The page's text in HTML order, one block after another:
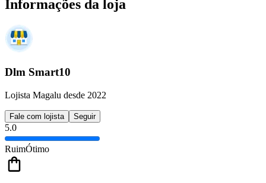
Informações da loja
Dlm Smart10
Lojista Magalu desde 2022
Fale com lojista Seguir
5.0
RuimÓtimo